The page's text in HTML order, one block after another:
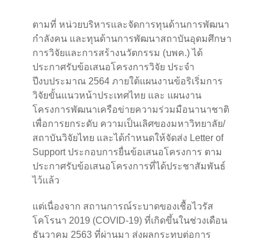
ตามที่ หน่วยบริหารและจัดการทุนด้านการพัฒนา
กำลังคน และทุนด้านการพัฒนาสถาบันอุดมศึกษา
การวิจัยและการสร้างนวัตกรรม (บพค.) ได้
ประกาศรับข้อเสนอโครงการวิจัย ประจำ
ปีงบประมาณ 2564 ภายใต้แผนงานข้อริเริ่มการ
วิจัยขั้นแนวหน้าประเทศไทย และ แผนงาน
โครงการพัฒนาเครือข่ายความร่วมมือนานาชาติ
เพื่อการยกระดับ ความเป็นเลิศของมหาวิทยาลัย/
สถาบันวิจัยไทย และได้กำหนดให้จัดส่ง Letter of
Support ประกอบการยื่นข้อเสนอโครงการ ตาม
ประกาศรับข้อเสนอโครงการที่ได้ประชาสัมพันธ์
ไว้แล้ว
แต่เนื่องจาก สถานการณ์ระบาดของเชื้อไวรัส
โคโรนา 2019 (COVID-19) ที่เกิดขึ้นในช่วงเดือน
ธันวาคม 2563 ที่ผ่านมา ส่งผลกระทบต่อการ